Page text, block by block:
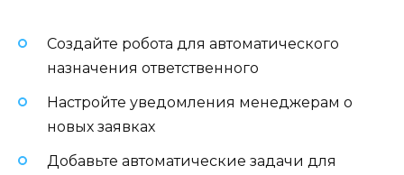
Создайте робота для автоматического
назначения ответственного
Настройте уведомления менеджерам о
новых заявках
Добавьте автоматические задачи для